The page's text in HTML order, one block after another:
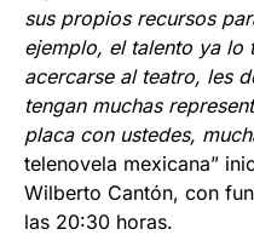
sus propios recursos
ejemplo, el talento ya lo
acercarse al teatro, les
tengan muchas
placa con ustedes,
telenovela mexicana”
Wilberto Cantón, con
las 20:30 horas.